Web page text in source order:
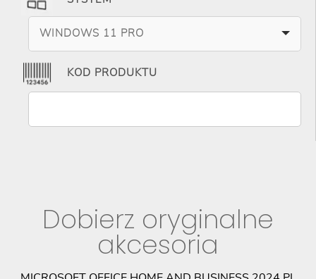
WINDOWS 11 PRO
KOD PRODUKTU
Dobierz oryginalne
akcesoria